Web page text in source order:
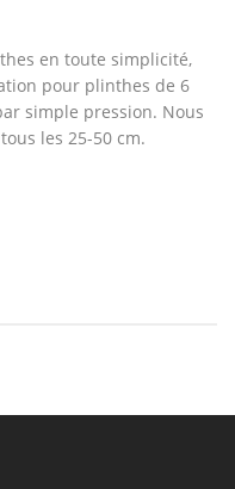
en toute simplicité,
pour plinthes de 6
simple pression. Nous
les 25-50 cm.